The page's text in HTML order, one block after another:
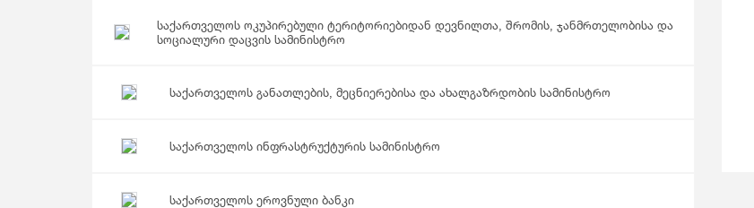
საქართველოს ოკუპირებული ტერიტორიებიდან დევნილთა, შრომის, ჯანმრთელობისა და
სოციალური დაცვის სამინისტრო
საქართველოს განათლების, მეცნიერებისა და ახალგაზრდობის სამინისტრო
საქართველოს ინფრასტრუქტურის სამინისტრო
საქართველოს ეროვნული ბანკი